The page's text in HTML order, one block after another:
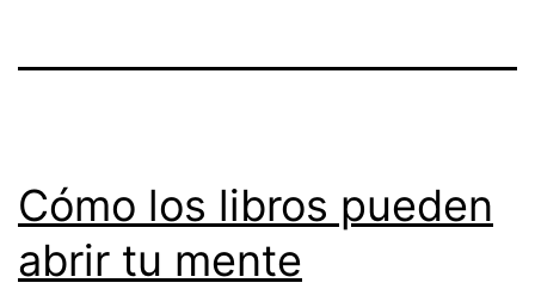
Cómo los libros pueden
abrir tu mente